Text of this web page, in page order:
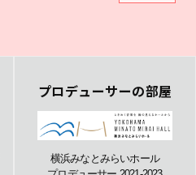
プロデューサーの部屋
横浜みなとみらいホール